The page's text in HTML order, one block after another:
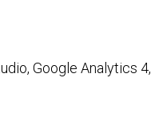
Google Analytics 4,